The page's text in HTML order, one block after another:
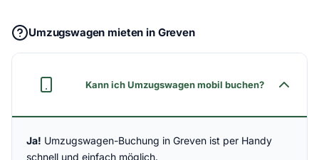
Umzugswagen mieten in Greven
Kann ich Umzugswagen mobil buchen?
Ja! Umzugswagen-Buchung in Greven ist per Handy
schnell und einfach möglich.